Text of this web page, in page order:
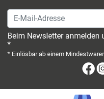
E-Mail-Adresse
Beim Newsletter anmelden
*
* Einlösbar ab einem